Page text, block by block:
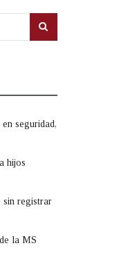
seguridad,
hijos
sin registrar
la MS